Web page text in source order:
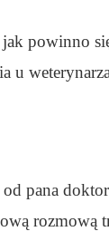
powinno
u
pana
rozmową